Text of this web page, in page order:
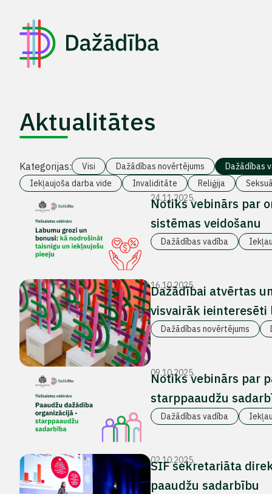
Aktualitātes
Kategorijas: Visi Dažādības novērtējums Dažādības
Iekļaujoša darba vide
Invaliditāte Reliģija
24.11.2025.
Notiks vebinārs par
sistēmas veidošanu
Dažādības vadība
16.10.2025.
Dažādībai atvērtas
visvairāk ieinteresēti
Dažādības novērtējums
09.10.2025.
Notiks vebinārs par
starppaaudžu
Dažādības vadība
02.10.2025.
SIF sekretariāta
paaudžu sadarbību